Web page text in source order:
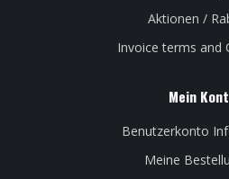
Aktionen /
Invoice terms and
Mein
Benutzerkonto
Meine